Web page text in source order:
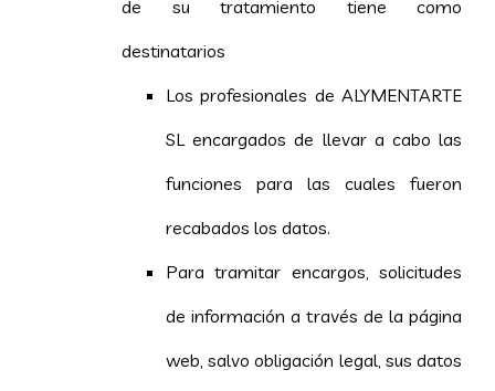
de su tratamiento tiene como
destinatarios
Los profesionales de ALYMENTARTE
SL encargados de llevar a cabo las
funciones para las cuales fueron
recabados los datos.
Para tramitar encargos, solicitudes
de información a través de la página
web, salvo obligación legal, sus datos